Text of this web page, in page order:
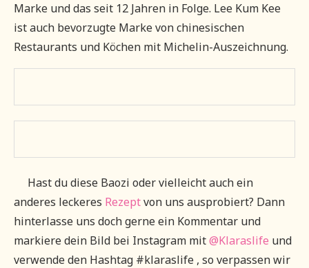
Marke und das seit 12 Jahren in Folge. Lee Kum Kee
ist auch bevorzugte Marke von chinesischen
Restaurants und Köchen mit Michelin-Auszeichnung. ​
Hast du diese Baozi oder vielleicht auch ein
anderes leckeres Rezeptvon uns ausprobiert? Dann
hinterlasse uns doch gerne ein Kommentar und
markiere dein Bild bei Instagram mit@Klaraslife und
verwende den Hashtag #klaraslife , so verpassen wir